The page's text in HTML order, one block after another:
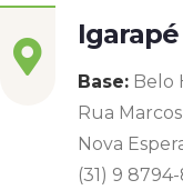
Igarapé
Base: Belo
Rua
Nova
(31) 9